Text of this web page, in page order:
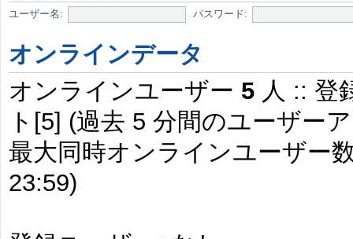
ユーザー名: パスワード:
オンラインデータ
オンラインユーザー 5 人 :: 登
ト[5] (過去 5 分間のユーザー
最大同時オンラインユーザー
23:59)